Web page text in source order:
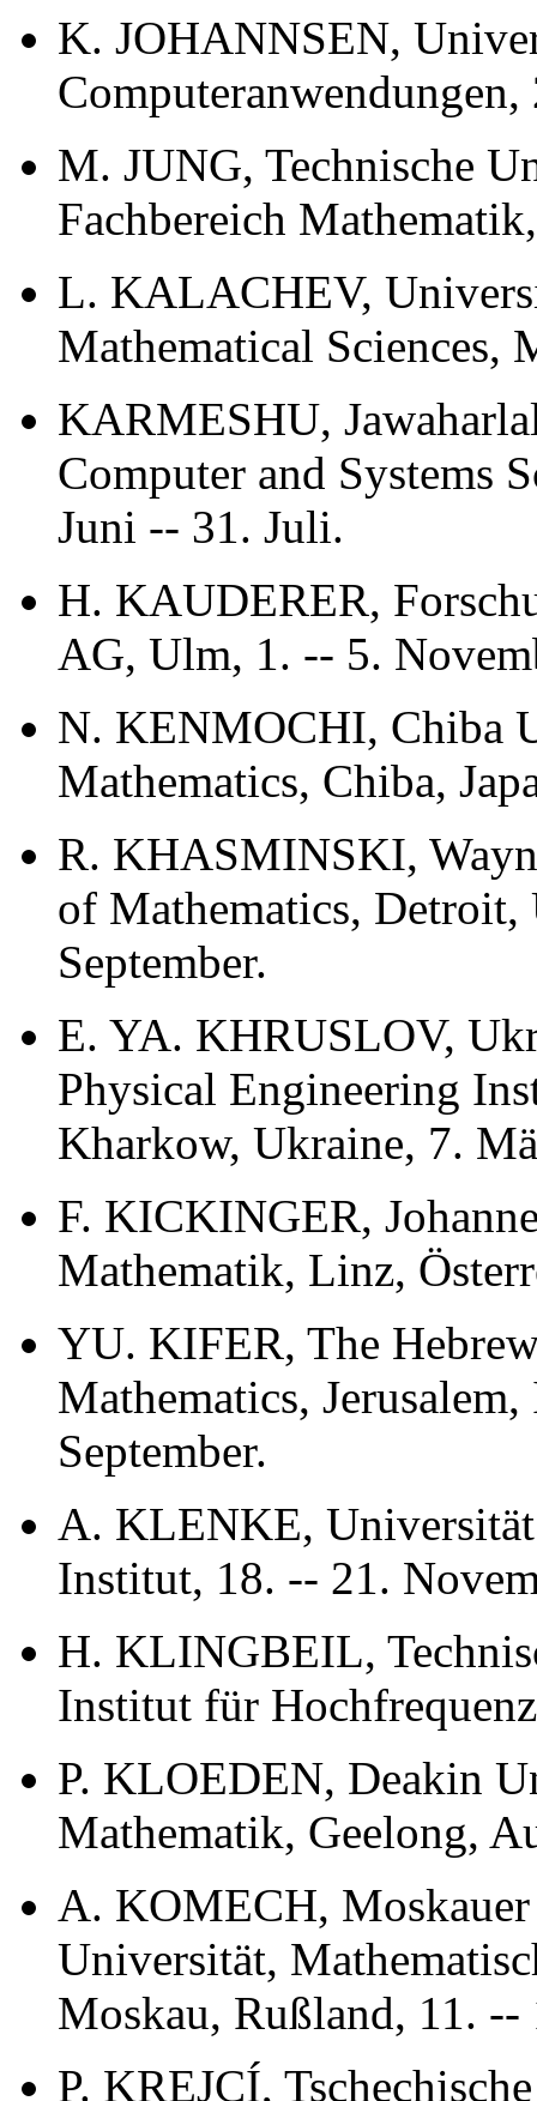
K. JOHANNSEN,
M. JUNG, Technische
Fachbereich
L. KALACHEV,
Mathematical Sciences,
KARMESHU,
Computer and Systems
Juni -- 31. Juli.
H. KAUDERER,
AG, Ulm, 1. -- 5.
N. KENMOCHI, Chiba
Mathematics, Chiba,
R. KHASMINSKI,
of Mathematics,
September.
E. YA. KHRUSLOV,
Physical Engineering
Kharkow, Ukraine, 7.
F. KICKINGER,
Mathematik, Linz,
YU. KIFER, The
Mathematics,
September.
A. KLENKE, Universität
Institut, 18. -- 21.
H. KLINGBEIL,
Institut für
P. KLOEDEN, Deakin
Mathematik, Geelong,
A. KOMECH,
Universität,
Moskau, Rußland, 11. --
P. KREJCÍ,